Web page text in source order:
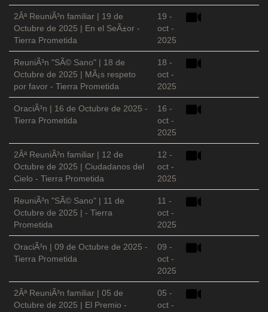
2Âª ReuniÃ³n familiar | 19 de
Octubre de 2025 | En el SeÃ±or -
Tierra Prometida
19 -
oct -
2025
ReuniÃ³n "SÃ© Sano" | 18 de
Octubre de 2025 | MÃ¡s respeto
por favor - Tierra Prometida
18 -
oct -
2025
OraciÃ³n | 16 de Octubre de 2025 -
Tierra Prometida
16 -
oct -
2025
2Âª ReuniÃ³n familiar | 12 de
Octubre de 2025 | Ciudadanos del
Cielo - Tierra Prometida
12 -
oct -
2025
ReuniÃ³n "SÃ© Sano" | 11 de
Octubre de 2025 | - Tierra
Prometida
11 -
oct -
2025
OraciÃ³n | 09 de Octubre de 2025 -
Tierra Prometida
09 -
oct -
2025
2Âª ReuniÃ³n familiar | 05 de
Octubre de 2025 | El Premio -
05 -
oct -